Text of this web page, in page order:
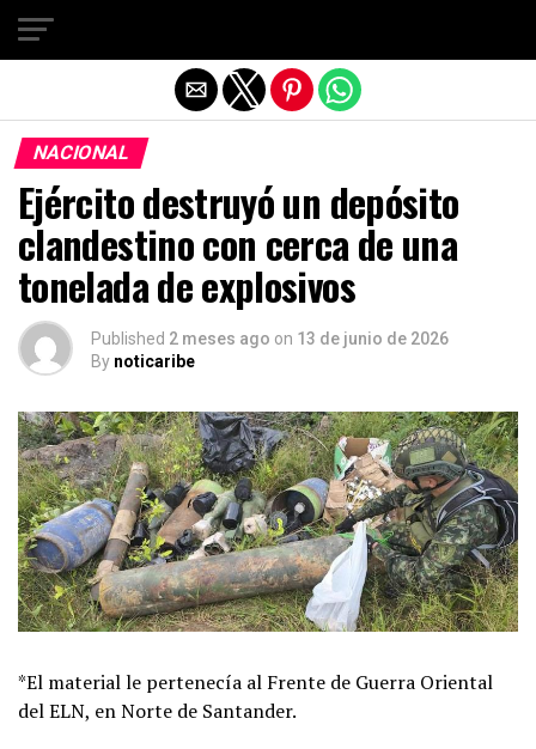
NACIONAL
Ejército destruyó un depósito
clandestino con cerca de una
tonelada de explosivos
Published 2 meses ago on 13 de junio de 2026
By noticaribe
*El material le pertenecía al Frente de Guerra Oriental
del ELN, en Norte de Santander.